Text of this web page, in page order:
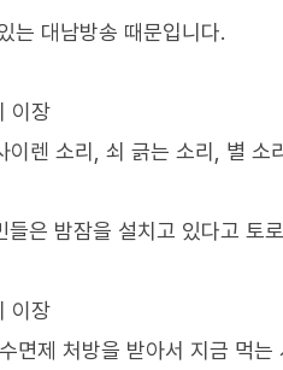
는 대남방송 때문입니다.
이장
렌 소리, 쇠 긁는 소리, 별 소
은 밤잠을 설치고 있다고 토
이장
면제 처방을 받아서 지금 먹는